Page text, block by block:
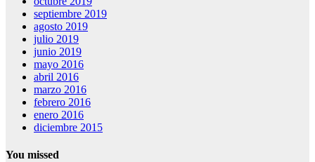
septiembre 2019
agosto 2019
julio 2019
junio 2019
mayo 2016
abril 2016
marzo 2016
febrero 2016
enero 2016
diciembre 2015
You missed